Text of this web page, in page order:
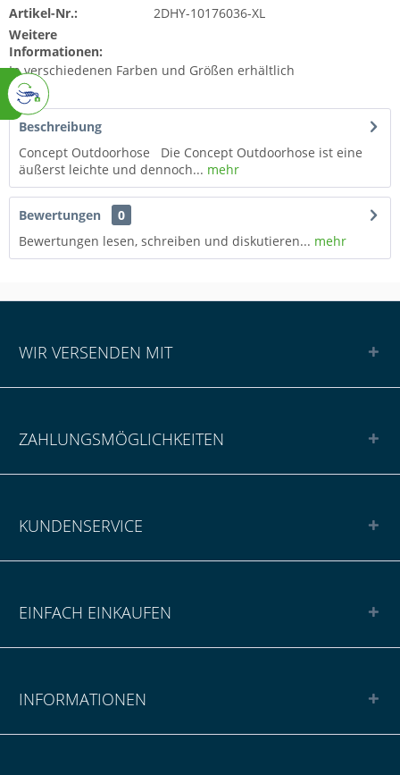
Artikel-Nr.:
2DHY-10176036-XL
Weitere
Informationen:
In verschiedenen Farben und Größen erhältlich
Beschreibung
Concept Outdoorhose Die Concept Outdoorhose ist eine
äußerst leichte und dennoch... mehr
Bewertungen
0
Bewertungen lesen, schreiben und diskutieren... mehr
WIR VERSENDEN MIT
ZAHLUNGSMÖGLICHKEITEN
KUNDENSERVICE
EINFACH EINKAUFEN
INFORMATIONEN